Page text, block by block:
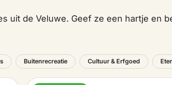
uit de Veluwe. Geef ze een hartje en
Buitenrecreatie Cultuur & Erfgoed